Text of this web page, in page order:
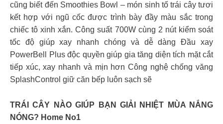
cũng biết đến Smoothies Bowl – món sinh tố trái cây tươi
kết hợp với ngũ cốc được trình bày đầy màu sắc trong
chiếc tô xinh xắn. Công suất 700W cùng 2 nút kiểm soát
tốc độ giúp xay nhanh chóng và dễ dàng Đầu xay
PowerBell Plus độc quyền giúp gia tăng diện tích mặt cắt
tiếp xúc, xay nhanh và mịn hơn Công nghệ chống văng
SplashControl giữ căn bếp luôn sạch sẽ
TRÁI CÂY NÀO GIÚP BẠN GIẢI NHIỆT MÙA NẮNG
NÓNG? Home No1